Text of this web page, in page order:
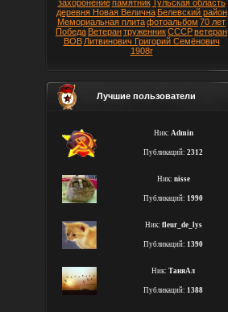
захоронение памятник Тульская область
деревня Новая Велична Белевский район
Мемориальная плитафотоальбом 70 лет
Победа ВетерантруженникСССРветеран
ВОВ Литвинович Григорий Семёнович
1908г
Лучшие пользователи
Ник: Admin
Публикаций: 2312
Ник: nisse
Публикаций: 1990
Ник: fleur_de_lys
Публикаций: 1390
Ник: ТаняАл
Публикаций: 1388